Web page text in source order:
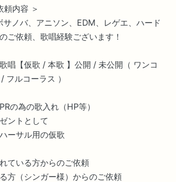
頼内容 ＞
サノバ、アニソン、EDM、レゲエ、ハード
ご依頼、歌唱経験ございます！
唱【仮歌 / 本歌 】公開 / 未公開（ ワンコ
フルコーラス ）
の為の歌入れ（HP等）
ントとして
ーサル用の仮歌
ている方からのご依頼
方（シンガー様）からのご依頼